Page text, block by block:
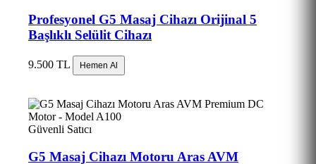
Profesyonel G5 Masaj Cihazı Orijinal 5
Başlıklı Selülit Cihazı
9.500 TL Hemen Al
Güvenli Satıcı
G5 Masaj Cihazı Motoru Aras AVM